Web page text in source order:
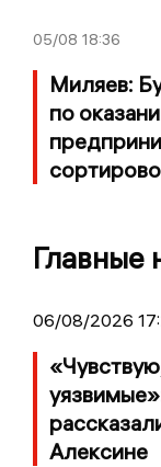
05/08 18:36
Миляев:
по
Главные
06/08/2026
Алексине